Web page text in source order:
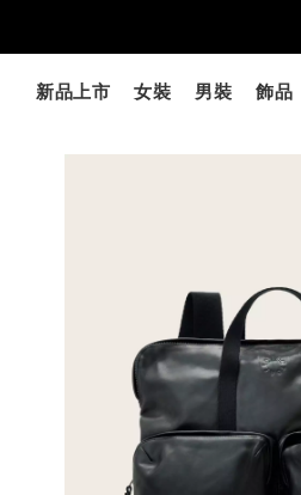
新品上市 女裝 男裝 飾品